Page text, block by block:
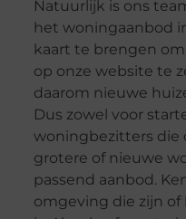
Natuurlijk is ons
het woningaanbod
kaart te brengen
op onze website te
daarom nieuwe
Dus zowel voor
woningbezitters die
grotere of nieuwe
passend aanbod.
omgeving die zijn